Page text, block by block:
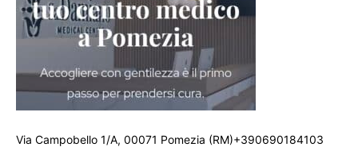
Via Campobello 1/A, 00071 Pomezia (RM)+390690184103